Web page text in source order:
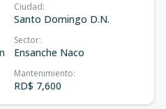
Ciudad:
Santo Domingo D.N.
Sector:
Ensanche Naco
Mantenimiento:
RD$ 7,600